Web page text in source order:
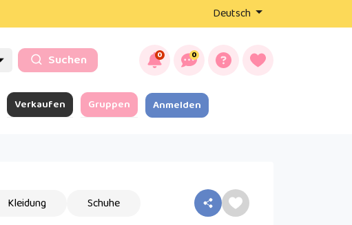
Deutsch
Suchen 0 0
Verkaufen Gruppen Anmelden
Kleidung Schuhe